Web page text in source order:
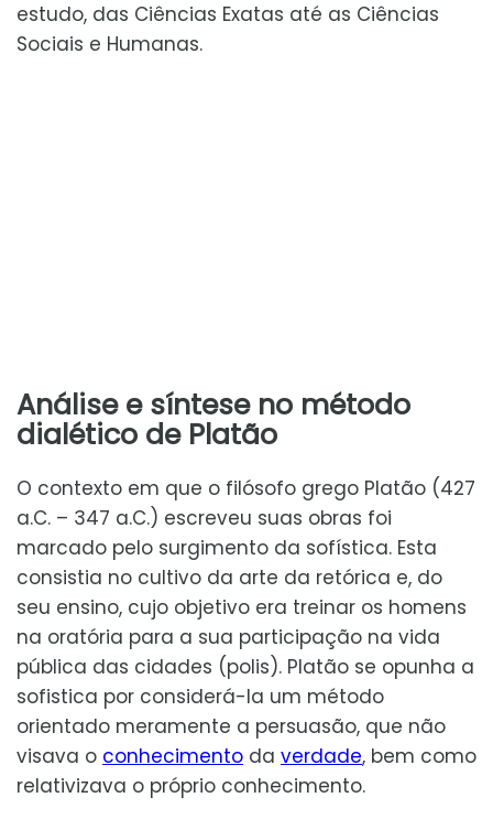
estudo, das Ciências Exatas até as Ciências
Sociais e Humanas.
Análise e síntese no método
dialético de Platão
O contexto em que o filósofo grego Platão (427
a.C. – 347 a.C.) escreveu suas obras foi
marcado pelo surgimento da sofística. Esta
consistia no cultivo da arte da retórica e, do
seu ensino, cujo objetivo era treinar os homens
na oratória para a sua participação na vida
pública das cidades (polis). Platão se opunha a
sofistica por considerá-la um método
orientado meramente a persuasão, que não
visava o conhecimento da verdade, bem como
relativizava o próprio conhecimento.